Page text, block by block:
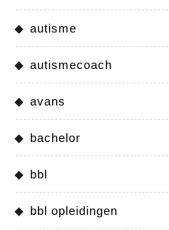
autisme
autismecoach
avans
bachelor
bbl
bbl opleidingen